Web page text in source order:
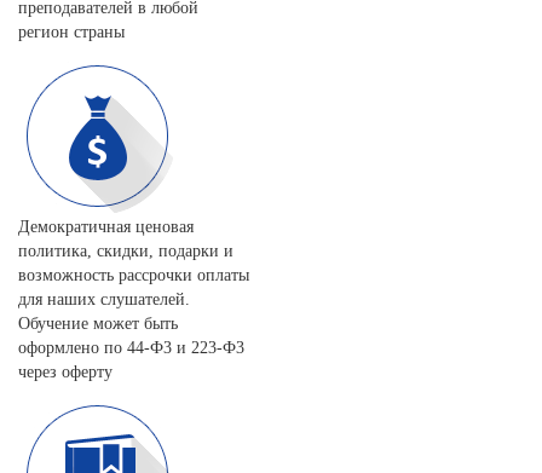
преподавателей в любой
регион страны
Демократичная ценовая
политика, скидки, подарки и
возможность рассрочки оплаты
для наших слушателей.
Обучение может быть
оформлено по 44-Ф3 и 223-Ф3
через оферту